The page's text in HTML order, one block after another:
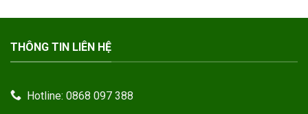
THÔNG TIN LIÊN HỆ
Hotline: 0868 097 388